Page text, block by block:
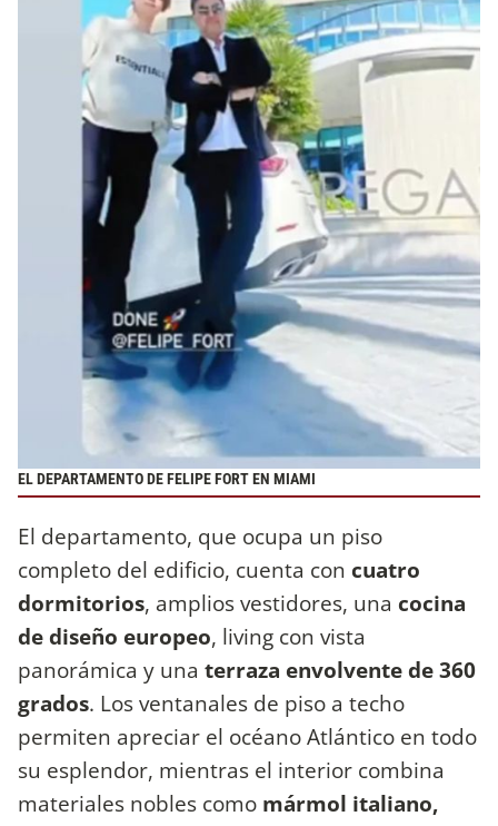
EL DEPARTAMENTO DE FELIPE FORT EN MIAMI
El departamento, que ocupa un piso
completo del edificio, cuenta con cuatro
dormitorios, amplios vestidores, una cocina
de diseño europeo, living con vista
panorámica y una terraza envolvente de 360
grados. Los ventanales de piso a techo
permiten apreciar el océano Atlántico en todo
su esplendor, mientras el interior combina
materiales nobles como mármol italiano,